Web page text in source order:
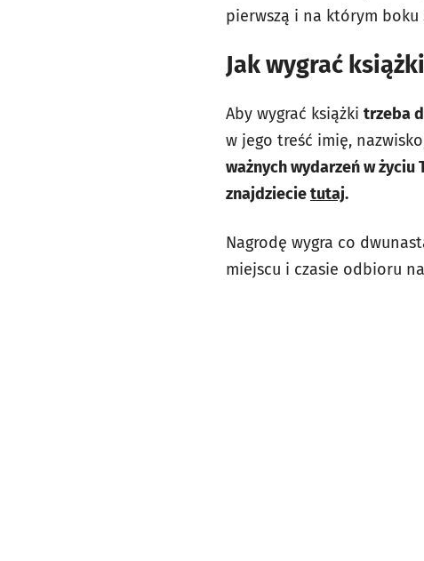
pierwszą i na którym boku
Jak wygrać książki
Aby wygrać książki trzeba
w jego treść imię,
ważnych wydarzeń w
znajdziecietutaj.
Nagrodę wygra co
miejscu i czasie odbioru